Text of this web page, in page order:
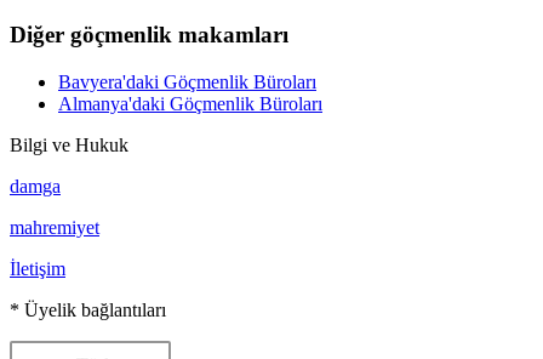
Diğer göçmenlik makamları
Bavyera'daki Göçmenlik Büroları
Almanya'daki Göçmenlik Büroları
Bilgi ve Hukuk
damga
mahremiyet
İletişim
* Üyelik bağlantıları